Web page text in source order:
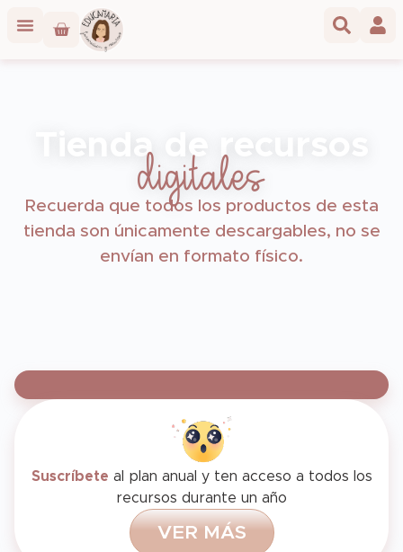
Tienda de recursos
digitales
Recuerda que todos los productos de esta
tienda son únicamente descargables, no se
envían en formato físico.
Suscríbete al plan anual y ten acceso a todos los
recursos durante un año
VE R M ÁS